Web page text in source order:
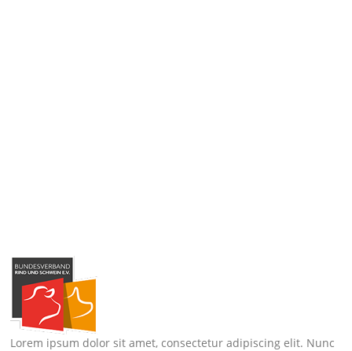
Lorem ipsum dolor sit amet, consectetur adipiscing elit. Nunc